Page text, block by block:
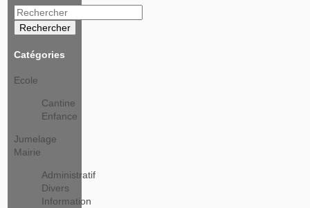
Rechercher
Catégories
Ecole
Cantine
Enfance
Jumelage
Mairie
Administratif
Divers
Information